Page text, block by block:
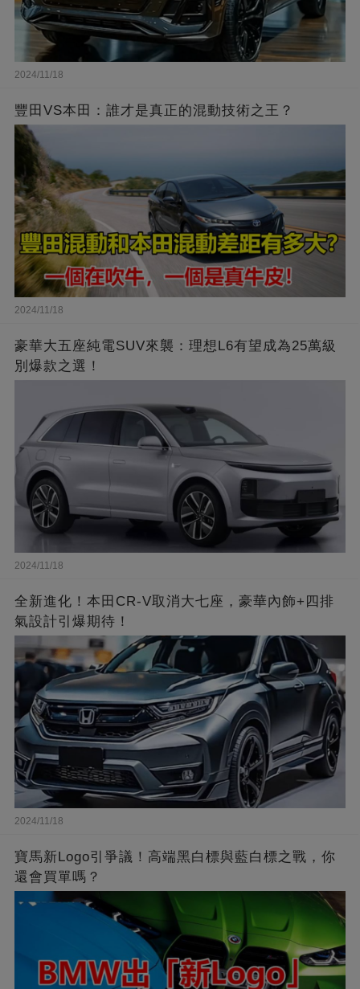
2024/11/18
豐田VS本田：誰才是真正的混動技術之王？
2024/11/18
豪華大五座純電SUV來襲：理想L6有望成為25萬級
別爆款之選！
2024/11/18
全新進化！本田CR-V取消大七座，豪華內飾+四排
氣設計引爆期待！
2024/11/18
寶馬新Logo引爭議！高端黑白標與藍白標之戰，你
還會買單嗎？